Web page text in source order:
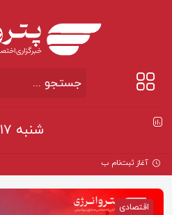
شنبه ۱۷ مرداد ۱۴۰۵
آغاز ثبت‌نام بزرگ‌ترین پ
اقتصادی